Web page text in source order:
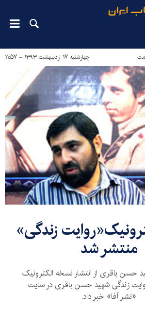
چهارشنبه ۱۷ اردیبهشت ۱۳۹۳ - ۱۱:۵۷
زندگی»
منتشر شد
حسن باقری از انتشار نسخه الکترونیک
زندگی شهید حسن باقری در سایت
«نشر آفا» خبر داد.